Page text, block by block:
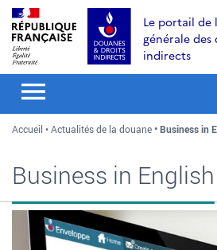
Aller
au
contenu
Aller
recherche
Aller
au
menu
Le portail de
générale
indirects
Accueil Actualités de la douane Business in
Business in English